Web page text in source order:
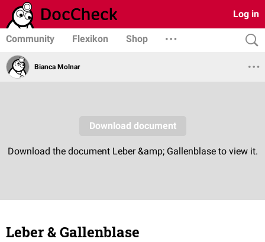
Log in
Community Flexikon Shop
Bianca Molnar
Leber & Gallenblase